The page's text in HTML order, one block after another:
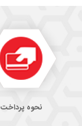
نحوه پرداخت